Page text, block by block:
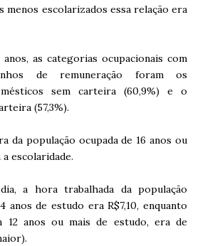
escolarizados essa relação era
as categorias ocupacionais com
de remuneração foram os
sem carteira (60,9%) e o
(57,3%).
da população ocupada de 16 anos ou
escolaridade.
a hora trabalhada da população
anos de estudo era R$7,10, enquanto
12 anos ou mais de estudo, era de